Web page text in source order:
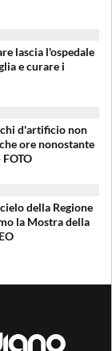
lascia l'ospedale
e curare i
d'artificio non
ore nonostante
della Regione
la Mostra della